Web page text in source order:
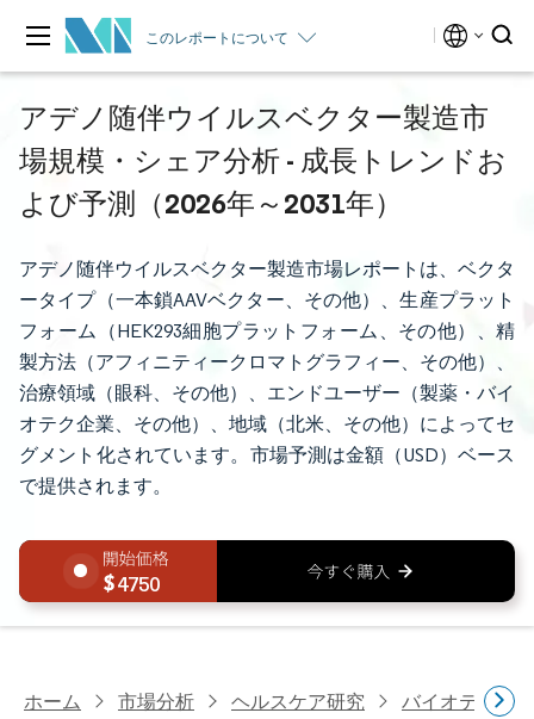
このレポートについて
アデノ随伴ウイルスベクター製造市
場規模・シェア分析 - 成長トレンドお
よび予測（2026年～2031年）
アデノ随伴ウイルスベクター製造市場レポートは、ベクタ
ータイプ（一本鎖AAVベクター、その他）、生産プラット
フォーム（HEK293細胞プラットフォーム、その他）、精
製方法（アフィニティークロマトグラフィー、その他）、
治療領域（眼科、その他）、エンドユーザー（製薬・バイ
オテク企業、その他）、地域（北米、その他）によってセ
グメント化されています。市場予測は金額（USD）ベース
で提供されます。
4750
ホーム 市場分析 ヘルスケア研究 バイオテクノ